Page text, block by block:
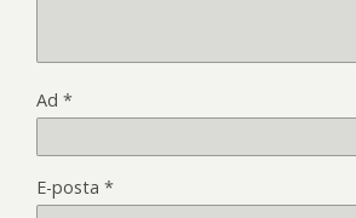
Ad *
E-posta *